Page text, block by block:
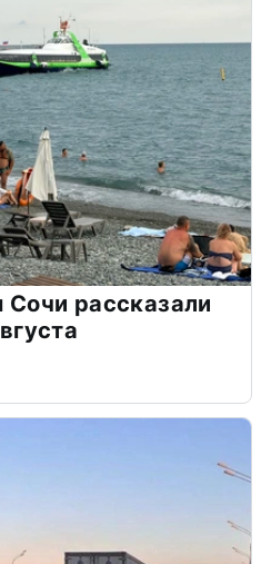
рассказали